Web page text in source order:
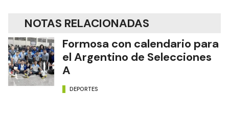
NOTAS RELACIONADAS
Formosa con calendario para
el Argentino de Selecciones
A
DEPORTES